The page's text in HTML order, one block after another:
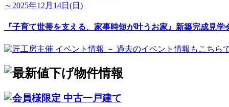
～2025年12月14日(日)
『子育て世帯を支える、家事時短が叶うお家』新築完成見学
中古一戸建て